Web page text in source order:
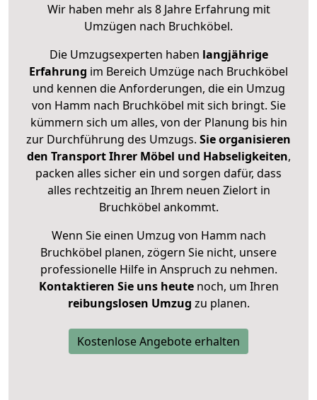
Wir haben mehr als 8 Jahre Erfahrung mit
Umzügen nach Bruchköbel.
Die Umzugsexperten haben langjährige
Erfahrung im Bereich Umzüge nach Bruchköbel
und kennen die Anforderungen, die ein Umzug
von Hamm nach Bruchköbel mit sich bringt. Sie
kümmern sich um alles, von der Planung bis hin
zur Durchführung des Umzugs. Sie organisieren
den Transport Ihrer Möbel und Habseligkeiten,
packen alles sicher ein und sorgen dafür, dass
alles rechtzeitig an Ihrem neuen Zielort in
Bruchköbel ankommt.
Wenn Sie einen Umzug von Hamm nach
Bruchköbel planen, zögern Sie nicht, unsere
professionelle Hilfe in Anspruch zu nehmen.
Kontaktieren Sie uns heutenoch, um Ihren
reibungslosen Umzug zu planen.
Kostenlose Angebote erhalten